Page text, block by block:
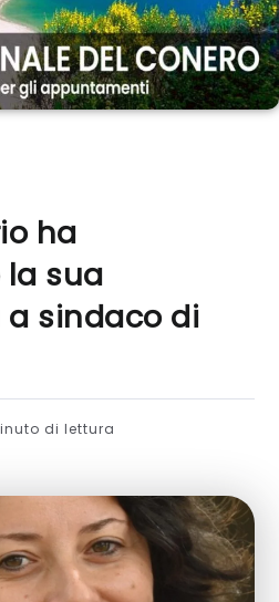
ha
sua
sindaco di
di lettura